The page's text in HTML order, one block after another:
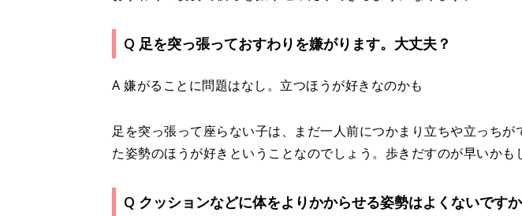
Q 足を突っ張っておすわりを嫌がります。大丈夫？
A 嫌がることに問題はなし。立つほうが好きなのかも
足を突っ張って座らない子は、まだ一人前につかまり立ちや立っちが
た姿勢のほうが好きということなのでしょう。歩きだすのが早いかも
Q クッションなどに体をよりかからせる姿勢はよくないですか